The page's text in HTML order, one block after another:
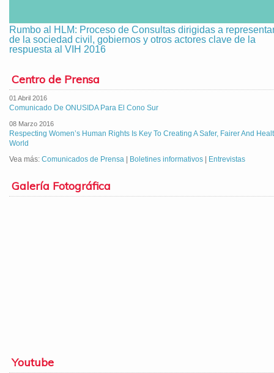
Rumbo al HLM: Proceso de Consultas dirigidas a
de la sociedad civil, gobiernos y otros actores clave de la
respuesta al VIH 2016
Centro de Prensa
01 Abril 2016
Comunicado De ONUSIDA Para El Cono Sur
08 Marzo 2016
Respecting Women’s Human Rights Is Key To Creating A Safer, Fairer And
World
Vea más: Comunicados de Prensa Boletines informativos Entrevistas
Galería Fotográfica
Youtube